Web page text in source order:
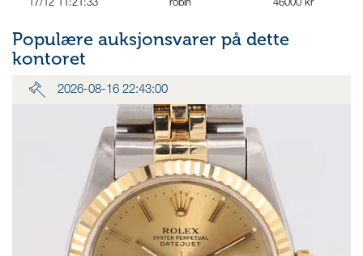
17/12 11:21:33 robin 46000 kr
Populære auksjonsvarer på dette
kontoret
2026-08-16 22:43:00